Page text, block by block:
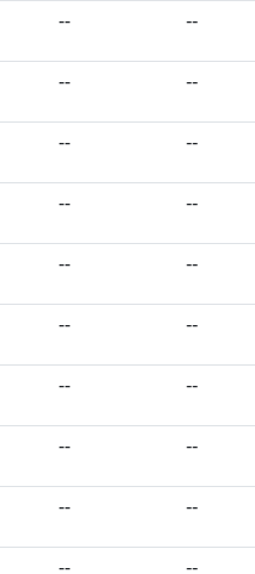
-- --
-- --
-- --
-- --
-- --
-- --
-- --
-- --
-- --
-- --